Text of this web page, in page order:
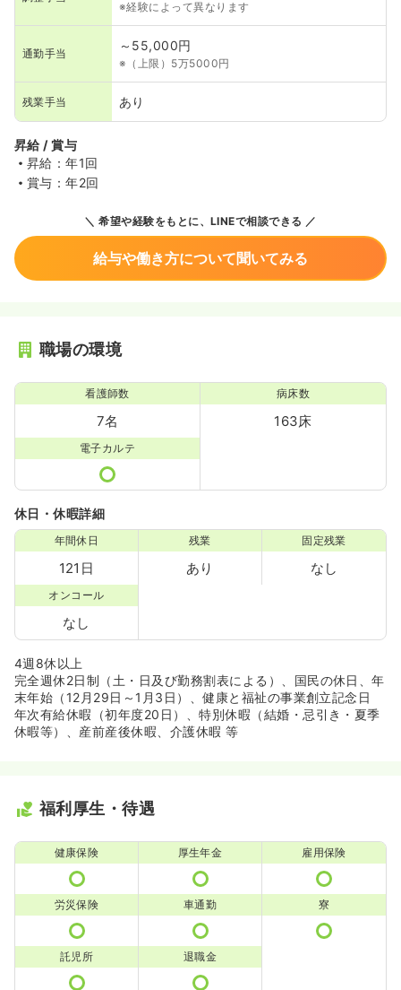
※経験によって異なります
通勤手当
～55,000円
※（上限）5万5000円
残業手当 あり
昇給 / 賞与
昇給：年1回
賞与：年2回
希望や経験をもとに、LINEで相談できる
給与や働き方について聞いてみる
職場の環境
看護師数
7名
病床数
163床
電子カルテ
休日・休暇詳細
年間休日
121日
残業
あり
固定残業
なし
オンコール
なし
4週8休以上
完全週休2日制（土・日及び勤務割表による）、国民の休日、年
末年始（12月29日～1月3日）、健康と福祉の事業創立記念日
年次有給休暇（初年度20日）、特別休暇（結婚・忌引き・夏季
休暇等）、産前産後休暇、介護休暇 等
福利厚生・待遇
健康保険 厚生年金 雇用保険
労災保険 車通勤 寮
託児所 退職金